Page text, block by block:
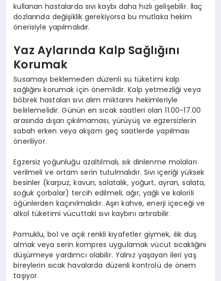
kullanan hastalarda sıvı kaybı daha hızlı gelişebilir. İlaç
dozlarında değişiklik gerekiyorsa bu mutlaka hekim
önerisiyle yapılmalıdır.
Yaz Aylarında Kalp Sağlığını
Korumak
Susamayı beklemeden düzenli su tüketimi kalp
sağlığını korumak için önemlidir. Kalp yetmezliği veya
böbrek hastaları sıvı alım miktarını hekimleriyle
belirlemelidir. Günün en sıcak saatleri olan 11.00-17.00
arasında dışarı çıkılmaması, yürüyüş ve egzersizlerin
sabah erken veya akşam geç saatlerde yapılması
öneriliyor.
Egzersiz yoğunluğu azaltılmalı, sık dinlenme molaları
verilmeli ve ortam serin tutulmalıdır. Sıvı içeriği yüksek
besinler (karpuz, kavun, salatalık, yoğurt, ayran, salata,
soğuk çorbalar) tercih edilmeli; ağır, yağlı ve kalorili
öğünlerden kaçınılmalıdır. Aşırı kahve, enerji içeceği ve
alkol tüketimi vücuttaki sıvı kaybını artırabilir.
Pamuklu, bol ve açık renkli kıyafetler giymek, ılık duş
almak veya serin kompres uygulamak vücut sıcaklığını
düşürmeye yardımcı olabilir. Yalnız yaşayan ileri yaş
bireylerin sıcak havalarda düzenli kontrolü de önem
taşıyor.